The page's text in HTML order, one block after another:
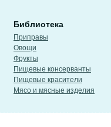
Библиотека
Приправы
Овощи
Фрукты
Пищевые консерванты
Пищевые красители
Мясо и мясные изделия